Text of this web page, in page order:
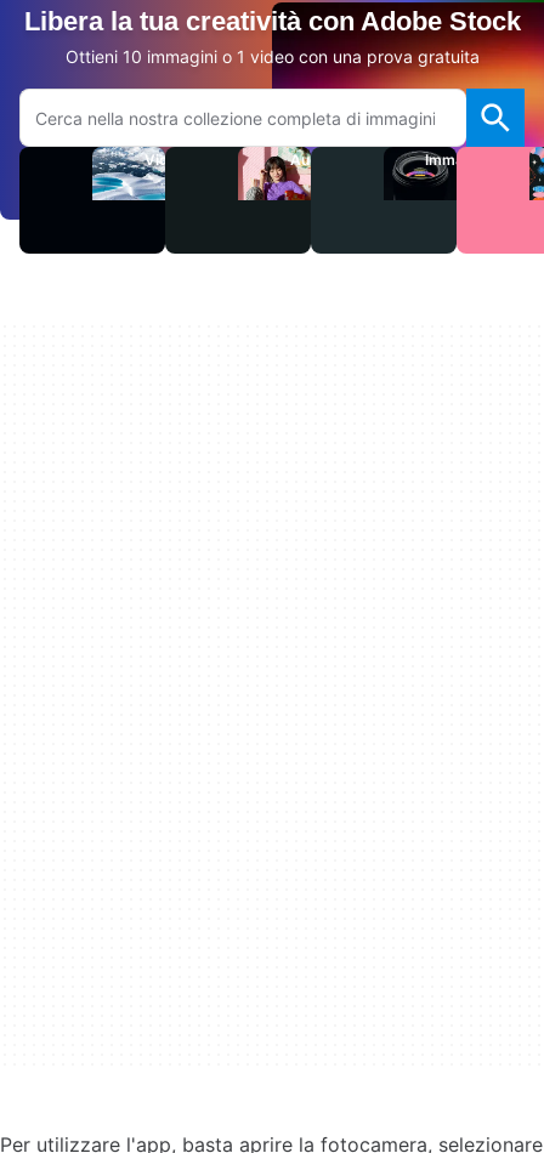
Libera la tua creatività con Adobe Stock
Ottieni 10 immagini o 1 video con una prova gratuita
Cerca sul sito Adobe.com
Video Audio Immagini
Per utilizzare l'app, basta aprire la fotocamera, selezionare